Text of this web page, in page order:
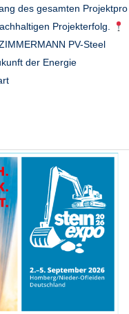
des gesamten Projektpro
Projekterfolg.
PV-Steel
der Energie